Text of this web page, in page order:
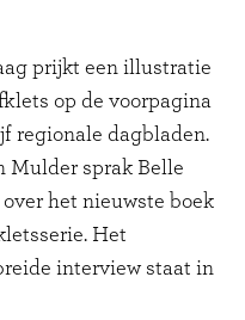
prijkt een illustratie
op de voorpagina
regionale dagbladen.
Mulder sprak Belle
over het nieuwste boek
Het
interview staat in